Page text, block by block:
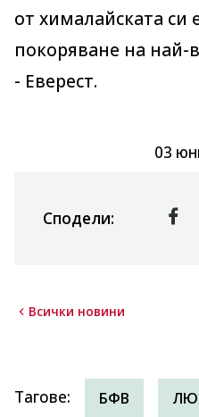
от хималайската си
покоряване на най-
- Еверест.
03
Сподели:
Всички новини
Тагове: БФВ